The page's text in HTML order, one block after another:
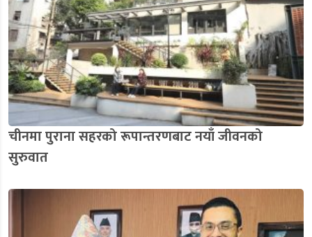
चीनमा पुराना सहरको रूपान्तरणबाट नयाँ जीवनको
सुरुवात